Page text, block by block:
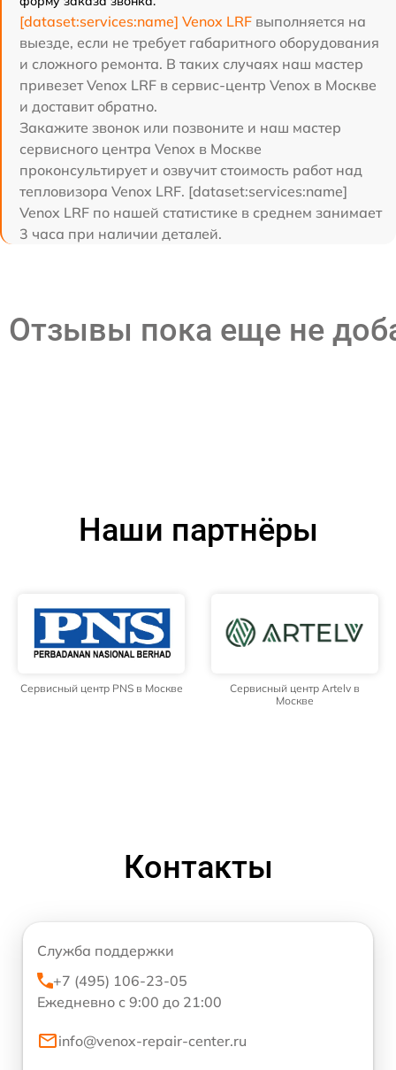
[dataset:services:name] Venox LRF выполняется на
выезде, если не требует габаритного оборудования
и сложного ремонта. В таких случаях наш мастер
привезет Venox LRF в сервис-центр Venox в Москве
и доставит обратно.
Закажите звонок или позвоните и наш мастер
сервисного центра Venox в Москве
проконсультирует и озвучит стоимость работ над
тепловизора Venox LRF. [dataset:services:name]
Venox LRF по нашей статистике в среднем занимает
3 часа при наличии деталей.
Отзывы пока еще не
Наши партнёры
Сервисный центр PNS в Москве
Сервисный центр Artelv в
Москве
Контакты
Служба поддержки
+7 (495) 106-23-05
Ежедневно с 9:00 до 21:00
info@venox-repair-center.ru